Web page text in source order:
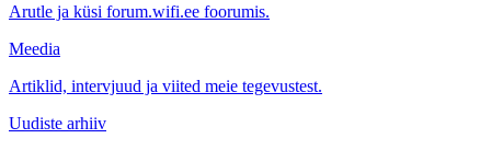
Arutle ja küsi forum.wifi.ee foorumis.
Meedia
Artiklid, intervjuud ja viited meie tegevustest.
Uudiste arhiiv